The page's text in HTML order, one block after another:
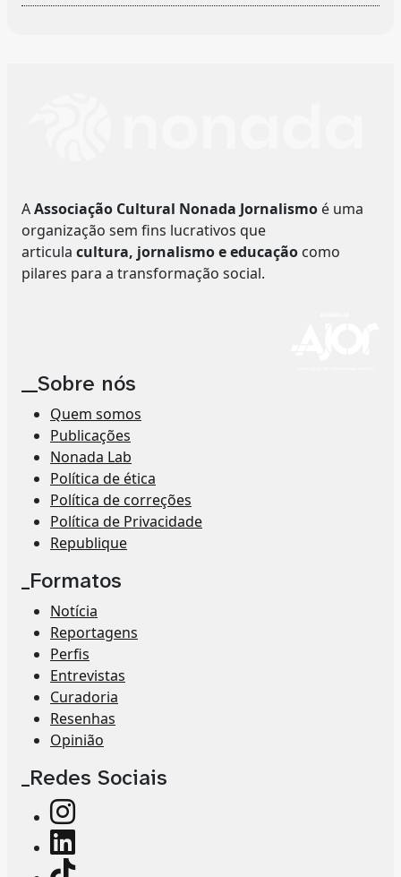
AAssociação Cultural Nonada Jornalismo é uma
organização sem fins lucrativos que
articula cultura, jornalismo e educação como
pilares para a transformação social.
__Sobre nós
Quem somos
Publicações
Nonada Lab
Política de ética
Política de correções
Política de Privacidade
Republique
_Formatos
Notícia
Reportagens
Perfis
Entrevistas
Curadoria
Resenhas
Opinião
_Redes Sociais